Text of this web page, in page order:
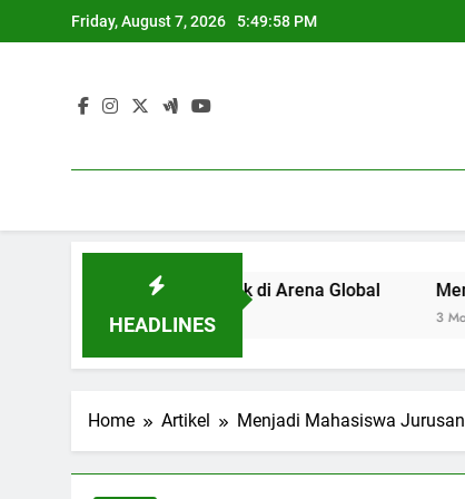
to
Friday, August 7, 2026 5:49:58 PM
HEADLINES
Universitas Terbaik di Arena Global
3 Months Ago
Home Artikel Menjadi Mahasiswa